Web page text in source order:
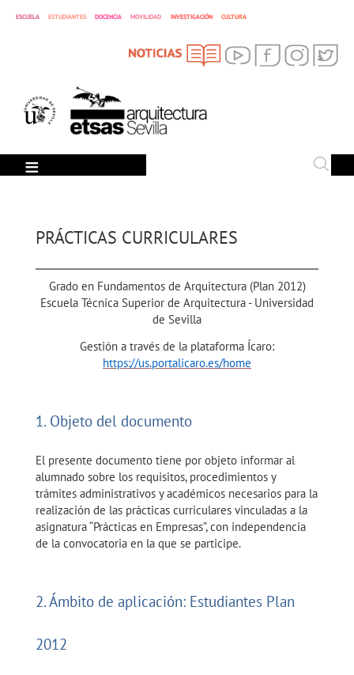
ESCUELA ESTUDIANTES DOCENCIA MOVILIDAD INVESTIGACIÓN CULTURA
PRÁCTICAS CURRICULARES
Grado en Fundamentos de Arquitectura (Plan 2012)
Escuela Técnica Superior de Arquitectura - Universidad
de Sevilla
Gestión a través de la plataforma Ícaro:
https://us.portalicaro.es/home
1. Objeto del documento
El presente documento tiene por objeto informar al
alumnado sobre los requisitos, procedimientos y
trámites administrativos y académicos necesarios para la
realización de las prácticas curriculares vinculadas a la
asignatura “Prácticas en Empresas”, con independencia
de la convocatoria en la que se participe.
2. Ámbito de aplicación: Estudiantes Plan
2012